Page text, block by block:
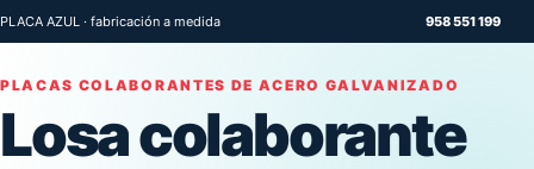
PLACA AZUL · fabricación a medida 958 551 199
PLACAS COLABORANTES DE ACERO GALVANIZADO
Losa colaborante